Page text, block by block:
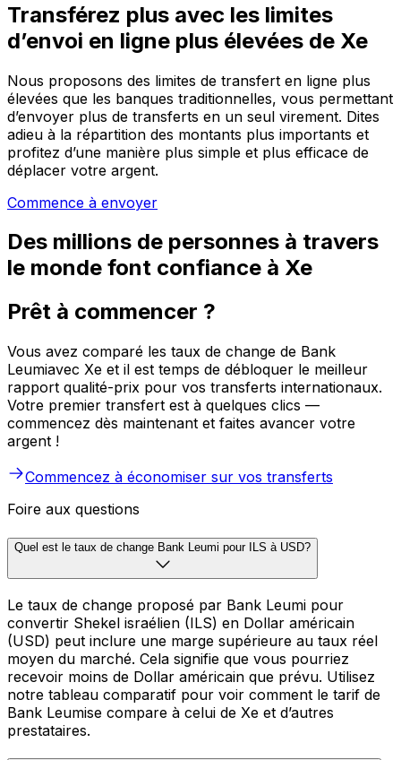
Transférez plus avec les limites
d’envoi en ligne plus élevées de Xe
Nous proposons des limites de transfert en ligne plus
élevées que les banques traditionnelles, vous permettant
d’envoyer plus de transferts en un seul virement. Dites
adieu à la répartition des montants plus importants et
profitez d’une manière plus simple et plus efficace de
déplacer votre argent.
Commence à envoyer
Des millions de personnes à travers
le monde font confiance à Xe
Prêt à commencer ?
Vous avez comparé les taux de change de Bank
Leumiavec Xe et il est temps de débloquer le meilleur
rapport qualité-prix pour vos transferts internationaux.
Votre premier transfert est à quelques clics —
commencez dès maintenant et faites avancer votre
argent !
Commencez à économiser sur vos transferts
Foire aux questions
Quel est le taux de change Bank Leumi pour ILS à USD?
Le taux de change proposé par Bank Leumi pour
convertir Shekel israélien (ILS) en Dollar américain
(USD) peut inclure une marge supérieure au taux réel
moyen du marché. Cela signifie que vous pourriez
recevoir moins de Dollar américain que prévu. Utilisez
notre tableau comparatif pour voir comment le tarif de
Bank Leumise compare à celui de Xe et d’autres
prestataires.